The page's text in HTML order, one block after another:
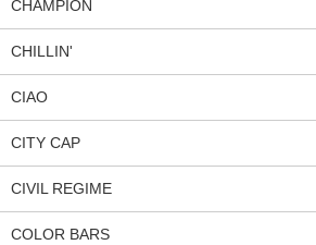
CHAMPION
CHILLIN'
CIAO
CITY CAP
CIVIL REGIME
COLOR BARS